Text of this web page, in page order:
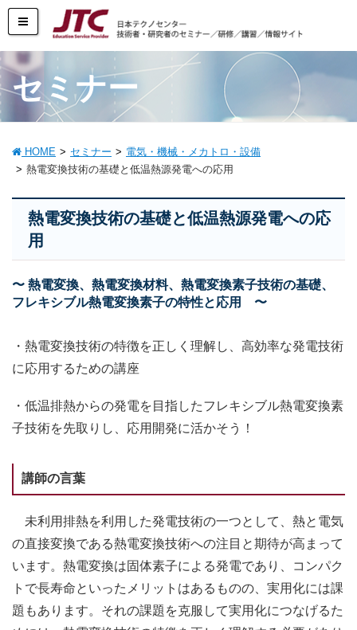
セミナー
HOME セミナー
電気・機械・メカトロ・設備
熱電変換技術の基礎と低温熱源発電への応用
熱電変換技術の基礎と低温熱源発電への応
用
〜 熱電変換、熱電変換材料、熱電変換素子技術の基礎、
フレキシブル熱電変換素子の特性と応用 〜
・熱電変換技術の特徴を正しく理解し、高効率な発電技術
に応用するための講座
・低温排熱からの発電を目指したフレキシブル熱電変換素
子技術を先取りし、応用開発に活かそう！
講師の言葉
未利用排熱を利用した発電技術の一つとして、熱と電気
の直接変換である熱電変換技術への注目と期待が高まって
います。熱電変換は固体素子による発電であり、コンパク
トで長寿命といったメリットはあるものの、実用化には課
題もあります。それの課題を克服して実用化につなげるた